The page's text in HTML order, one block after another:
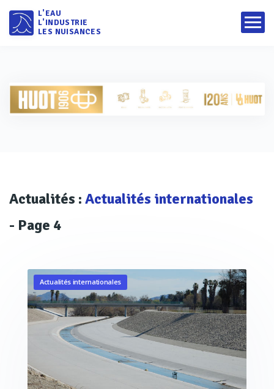
L'EAU
L'INDUSTRIE
LES NUISANCES
Actualités : Actualités internationales
- Page 4
Actualités internationales